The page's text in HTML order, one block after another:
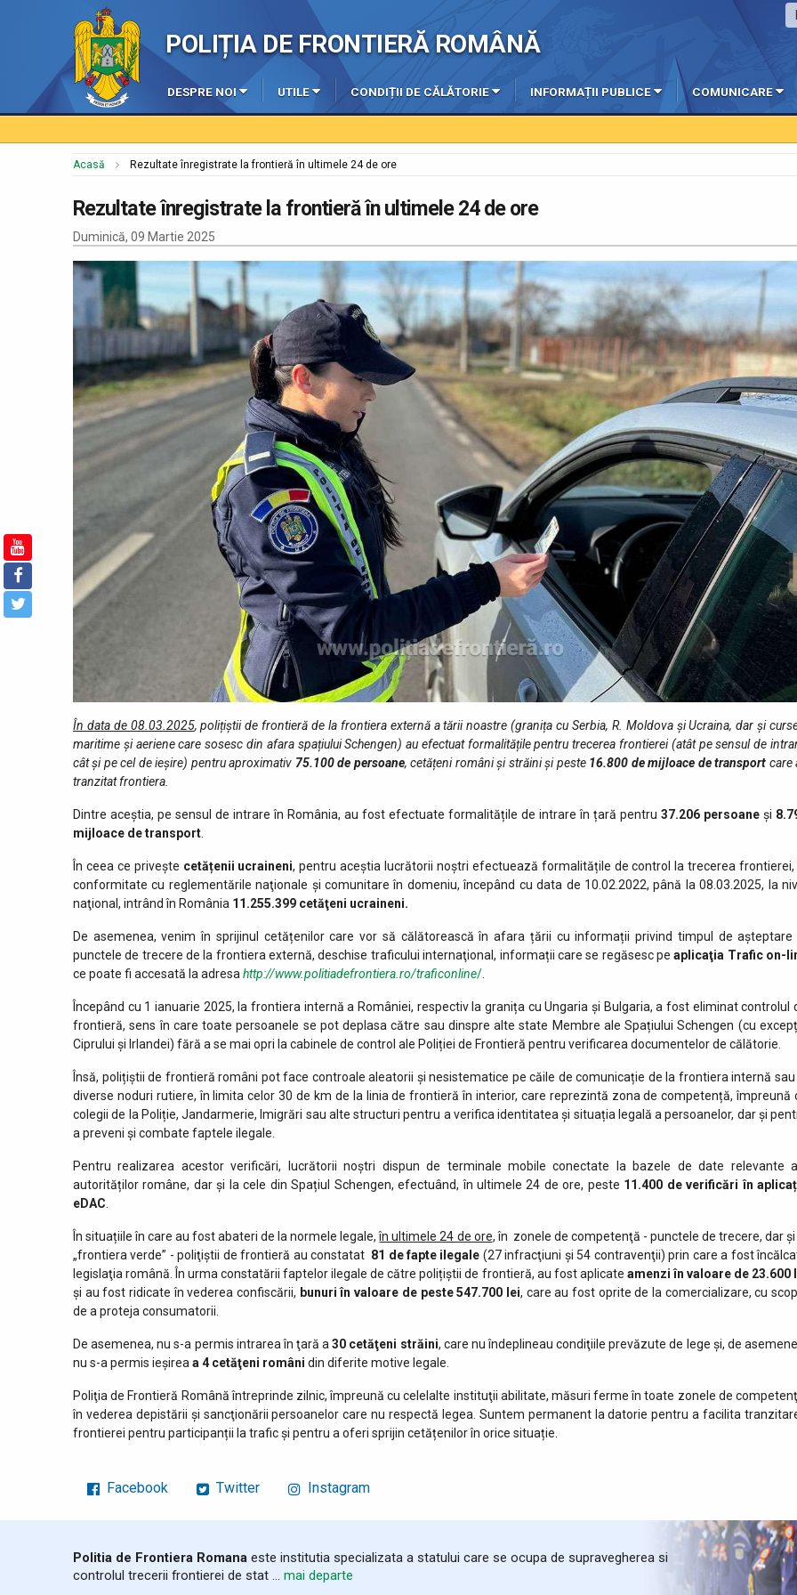
POLIȚIA DE FRONTIERĂ ROMÂNĂ
DESPRE NOI UTILE CONDIȚII DE CĂLĂTORIE INFORMAȚII PUBLICE COMUNICARE
Acasă Rezultate înregistrate la frontieră în ultimele 24 de ore
Rezultate înregistrate la frontieră în ultimele 24 de ore
Duminică, 09 Martie 2025
În data de 08.03.2025, polițiștii de frontieră de la frontiera externă a tării noastre (granița cu Serbia, R. Moldova și Ucraina, dar și
maritime și aeriene care sosesc din afara spațiului Schengen) au efectuat formalitățile pentru trecerea frontierei (atât pe sensul de
cât şi pe cel de ieşire) pentru aproximativ 75.100de persoane, cetățeni români și străini şi peste 16.800 de mijloace de transport care
tranzitat fro­ntiera.
Dintre aceștia, pe sensul de intrare în România, au fost efectuate formalitățile de intrare în țară pentru 37.206 persoane și
mijloace de transport
În ceea ce privește cetățenii ucraineni, pentru aceștia lucrătorii noștri efectuează formalitățile de control la trecerea frontierei,
conformitate cu reglementările naţionale şi comunitare în domeniu, începând cu data de 10.02.2022, până la 08.03.2025, la
naţional, intrând în România 11.255.399 cetăţeni ucraineni.
De asemenea, venim în sprijinul cetățenilor care vor să călătorească în afara țării cu informații privind timpul de așteptare
punctele de trecere de la frontiera externă, deschise traficului internaţional, informații care se regăsesc peaplicaţia Trafic on-
ce poate fi accesată la adresa http://www.politiadefrontiera.ro/traficonline/
Începând cu 1 ianuarie 2025, la frontiera internă a României, respectiv la granița cu Ungaria și Bulgaria, a fost eliminat controlul
frontieră, sens în care toate persoanele se pot deplasa către sau dinspre alte state Membre ale Spațiului Schengen (cu
Ciprului și Irlandei) fără a se mai opri la cabinele de control ale Poliției de Frontieră pentru verificarea documentelor de călătorie.
Însă, polițiștii de frontieră români pot face controale aleatorii și nesistematice pe căile de comunicație de la frontiera internă sau
diverse noduri rutiere, în limita celor 30 de km de la linia de frontieră în interior, care reprezintă zona de competență, împreună
colegii de la Poliție, Jandarmerie, Imigrări sau alte structuri pentru a verifica identitatea și situația legală a persoanelor, dar și
a preveni și combate faptele ilegale.
Pentru realizarea acestor verificări, lucrătorii noștri dispun de terminale mobile conectate la bazele de date relevante
autorităților române, dar și la cele din Spațiul Schengen, efectuând, în ultimele 24 de ore, peste 11.400 de verificări în
eDAC
În situațiile în care au fost abateri de la normele legale,în ultimele 24 de ore, în zonele de competenţă - punctele de trecere, dar şi
„frontiera verde” - poliţiştii de frontieră au constatat 81 de fapte ilegale (27 infracţiuni şi 54 contravenţii) prin care a fost
legislaţia română. În urma constatării faptelor ilegale de către polițiștii de frontieră, au fost aplicate amenzi în valoare de 23.600
și au fost ridicate în vederea confiscării, bunuri în valoare de peste 547.700 lei, care au fost oprite de la comercializare, cu
de a proteja consumatorii.
De asemenea, nu s-a permis intrarea în ţară a30 cetăţeni străini, care nu îndeplineau condiţiile prevăzute de lege şi, de
nu s-a permis ieşirea a 4 cetăţeni români din diferite motive legale.
Poliţia de Frontieră Română întreprinde zilnic, împreună cu celelalte instituţii abilitate, măsuri ferme în toate zonele de
în vederea depistării şi sancţionării persoanelor care nu respectă legea. Suntem permanent la datorie pentru a facilita
frontierei pentru participanții la trafic și pentru a oferi sprijin cetățenilor în orice situație.
Facebook Twitter Instagram
Politia de Frontiera Romana este institutia specializata a statului care se ocupa de supravegherea si
controlul trecerii frontierei de stat ... mai departe